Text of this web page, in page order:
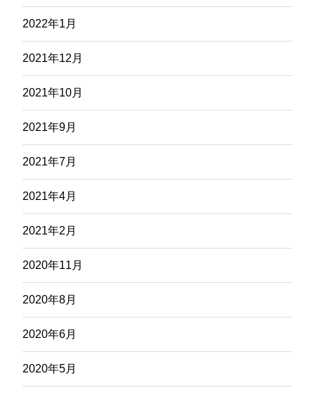
2022年1月
2021年12月
2021年10月
2021年9月
2021年7月
2021年4月
2021年2月
2020年11月
2020年8月
2020年6月
2020年5月